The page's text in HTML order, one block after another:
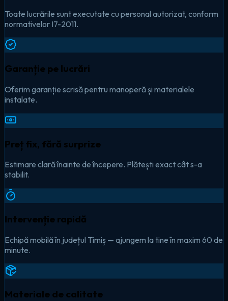
Toate lucrările sunt executate cu personal autorizat, conform
normativelor I7-2011.
Garanție pe lucrări
Oferim garanție scrisă pentru manoperă și materialele
instalate.
Preț fix, fără surprize
Estimare clară înainte de începere. Plătești exact cât s-a
stabilit.
Intervenție rapidă
Echipă mobilă în județul Timiș — ajungem la tine în maxim 60 de
minute.
Materiale de calitate